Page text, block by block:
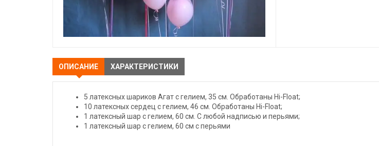
ОПИСАНИЕ ХАРАКТЕРИСТИКИ
5 латексных шариков Агат с гелием, 35 см. Обработаны Hi-Float;
10 латексных сердец с гелием, 46 см. Обработаны Hi-Float;
1 латексный шар с гелием, 60 см. С любой надписью и перьями;
1 латексный шар с гелием, 60 см с перьями